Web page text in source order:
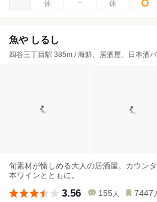
魚や しるし
四谷三丁目駅 385m / 海鮮、居酒屋、日本酒
旬素材が愉しめる大人の居酒屋。カウン
本ワインとともに。
3.56 155 人 7447